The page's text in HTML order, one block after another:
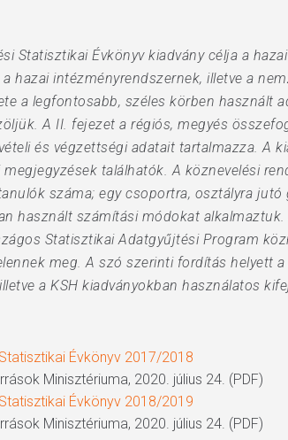
Statisztikai Évkönyv kiadvány célja a
hazai intézményrendszernek, illetve a
a legfontosabb, széles körben használt
A II. fejezet a régiós, megyés
és végzettségi adatait tartalmazza. A
találhatók. A köznevelési
száma; egy csoportra, osztályra
használt számítási módokat
Statisztikai Adatgyűjtési Program
meg. A szó szerinti fordítás helyett
a KSH kiadványokban használatos
Évkönyv 2017/2018
Minisztériuma, 2020. július 24. (PDF)
Évkönyv 2018/2019
Minisztériuma, 2020. július 24. (PDF)